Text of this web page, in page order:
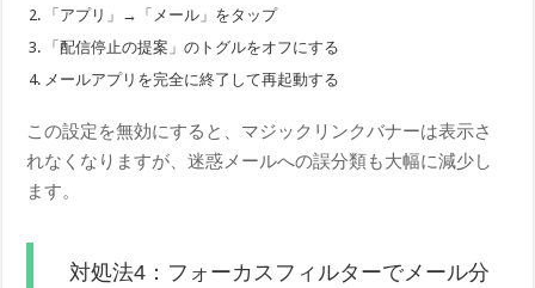
「アプリ」→「メール」をタップ
「配信停止の提案」のトグルをオフにする
メールアプリを完全に終了して再起動する
この設定を無効にすると、マジックリンクバナーは表示さ
れなくなりますが、迷惑メールへの誤分類も大幅に減少し
ます。
対処法4：フォーカスフィルターでメール分